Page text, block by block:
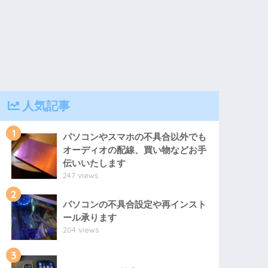
人気記事
1
パソコンやスマホの不具合以外でも
オーディオの配線、買い物などお手
伝いいたします
247 views
2
パソコンの不具合設定や再インスト
ール承ります
204 views
3